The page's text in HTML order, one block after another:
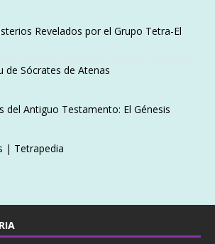
Revelados por el Grupo Tetra-El
de Sócrates de Atenas
del Antiguo Testamento: El Génesis
| Tetrapedia